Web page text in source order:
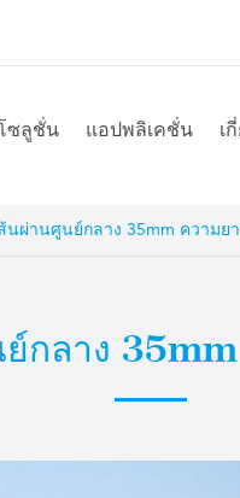
โซลูชั่น แอปพลิเคชั่น เ
นผ่านศูนย์กลาง 35mm ความย
กลาง